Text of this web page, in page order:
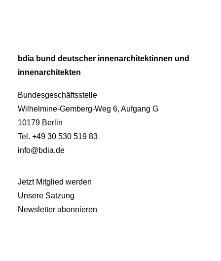
bdia bund deutscher innenarchitektinnen und
innenarchitekten
Bundesgeschäftsstelle
Wilhelmine-Gemberg-Weg 6, Aufgang G
10179 Berlin
Tel. +49 30 530 519 83
info@bdia.de
Jetzt Mitglied werden
Unsere Satzung
Newsletter abonnieren